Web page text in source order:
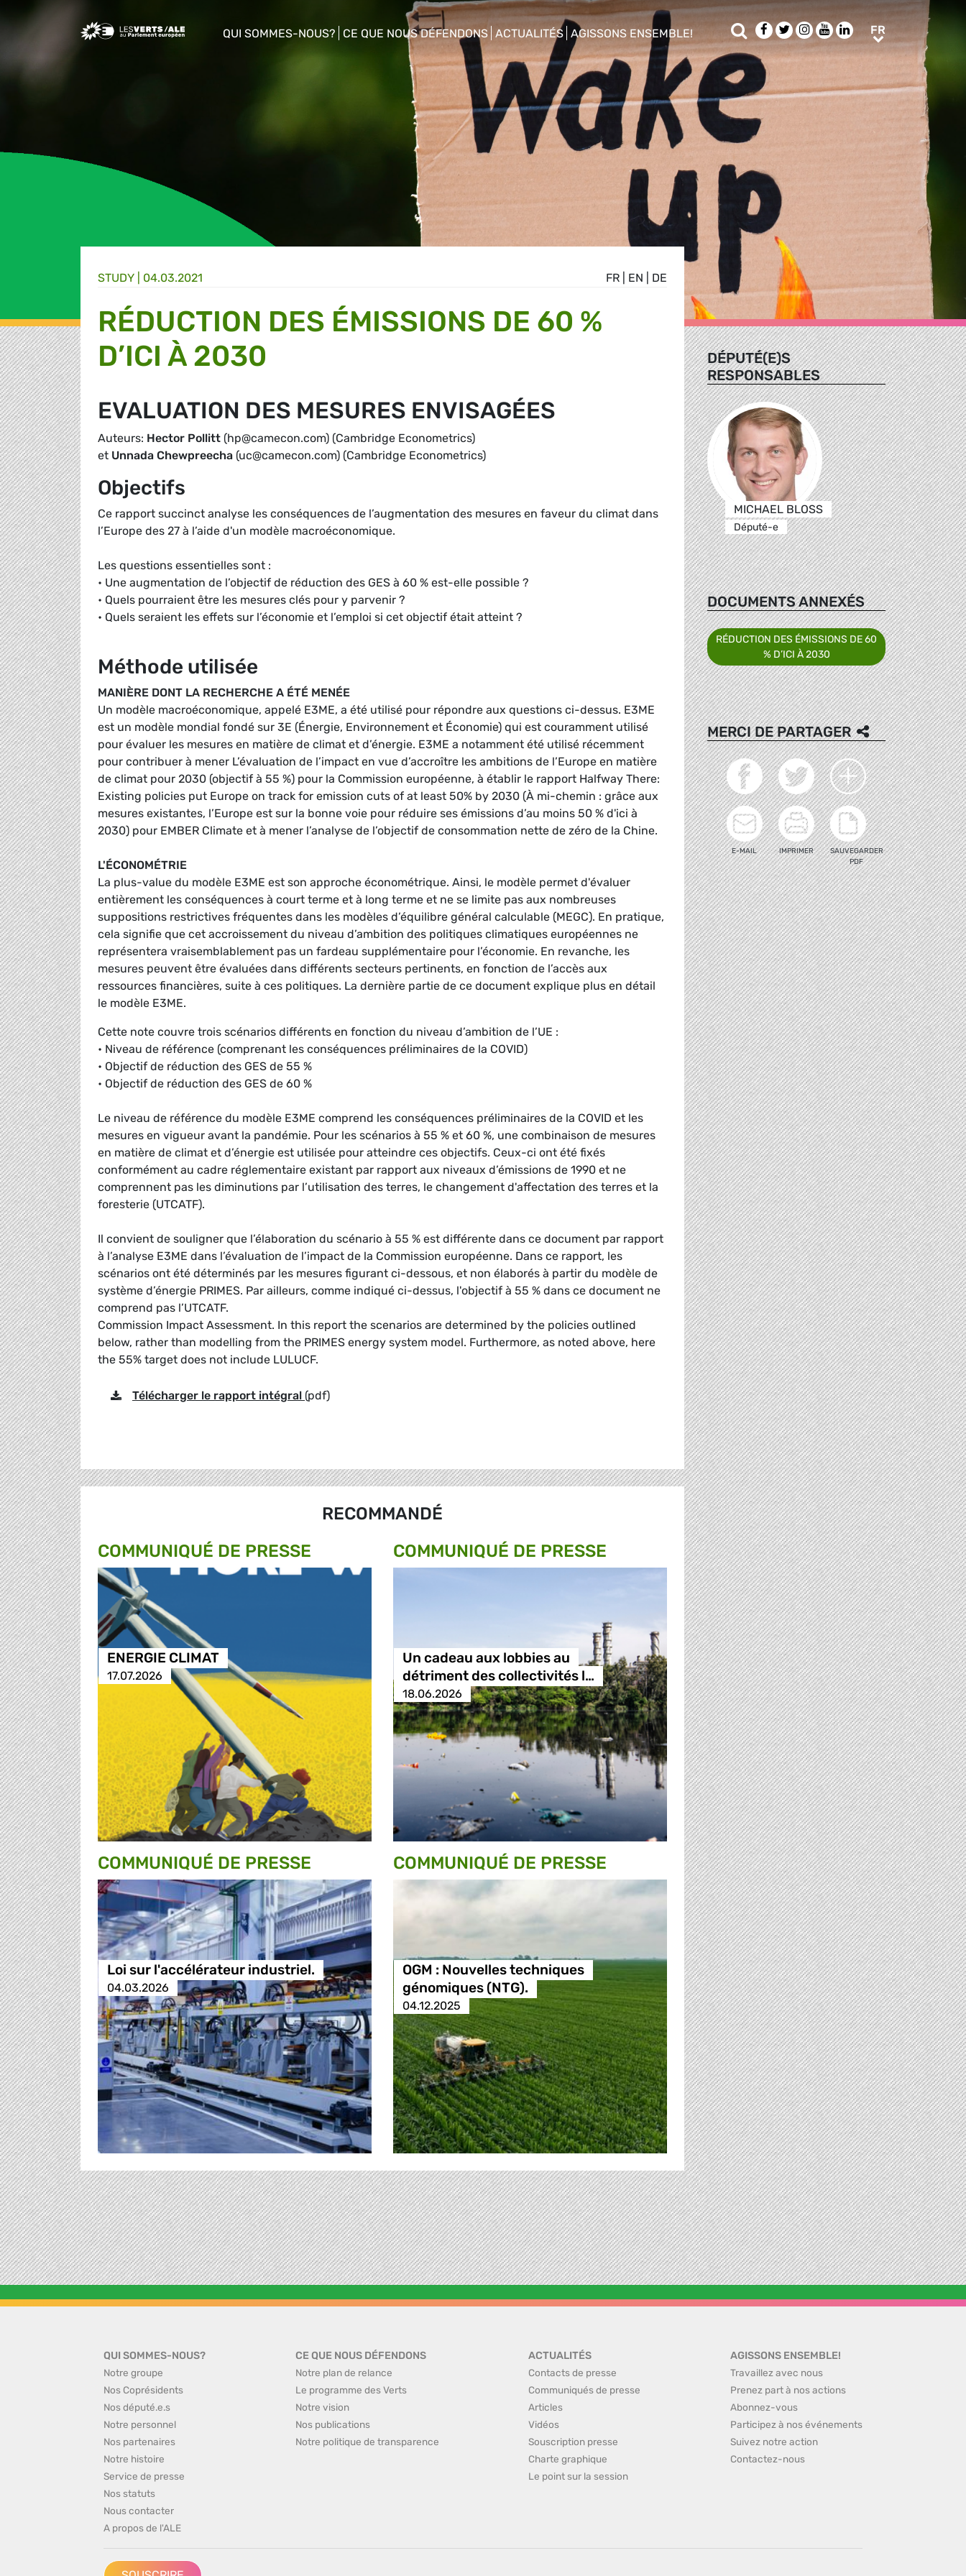
Greens/EFA Home
QUI SOMMES-NOUS?
CE QUE NOUS DÉFENDONS
show/hide sub menu
ACTUALITÉS
show/hide sub menu
AGISSONS ENSEMBLE!
show/hide sub menu
Rechercher
Facebook
TwitterInstagram
YoutubeLinkedIn
FR
FR EN DE
STUDY | 04.03.2021
RÉDUCTION DES ÉMISSIONS DE 60 %
D’ICI À 2030
EVALUATION DES MESURES ENVISAGÉES
Auteurs: Hector Pollitt (hp@camecon.com) (Cambridge Econometrics)
et Unnada Chewpreecha (uc@camecon.com) (Cambridge Econometrics)
Objectifs
Ce rapport succinct analyse les conséquences de l’augmentation des mesures en faveur du climat dans
l’Europe des 27 à l’aide d'un modèle macroéconomique.
Les questions essentielles sont :
• Une augmentation de l’objectif de réduction des GES à 60 % est-elle possible ?
• Quels pourraient être les mesures clés pour y parvenir ?
• Quels seraient les effets sur l’économie et l’emploi si cet objectif était atteint ?
Méthode utilisée
MANIÈRE DONT LA RECHERCHE A ÉTÉ MENÉE
Un modèle macroéconomique, appelé E3ME, a été utilisé pour répondre aux questions ci-dessus. E3ME
est un modèle mondial fondé sur 3E (Énergie, Environnement et Économie) qui est couramment utilisé
pour évaluer les mesures en matière de climat et d’énergie. E3ME a notamment été utilisé récemment
pour contribuer à mener L’évaluation de l’impact en vue d’accroître les ambitions de l’Europe en matière
de climat pour 2030 (objectif à 55 %) pour la Commission européenne, à établir le rapport Halfway There:
Existing policies put Europe on track for emission cuts of at least 50% by 2030 (À mi-chemin : grâce aux
mesures existantes, l’Europe est sur la bonne voie pour réduire ses émissions d’au moins 50 % d'ici à
2030) pour EMBER Climate et à mener l’analyse de l’objectif de consommation nette de zéro de la Chine.
L'ÉCONOMÉTRIE
La plus-value du modèle E3ME est son approche économétrique. Ainsi, le modèle permet d'évaluer
entièrement les conséquences à court terme et à long terme et ne se limite pas aux nombreuses
suppositions restrictives fréquentes dans les modèles d’équilibre général calculable (MEGC). En pratique,
cela signifie que cet accroissement du niveau d’ambition des politiques climatiques européennes ne
représentera vraisemblablement pas un fardeau supplémentaire pour l’économie. En revanche, les
mesures peuvent être évaluées dans différents secteurs pertinents, en fonction de l’accès aux
ressources financières, suite à ces politiques. La dernière partie de ce document explique plus en détail
le modèle E3ME.
Cette note couvre trois scénarios différents en fonction du niveau d’ambition de l’UE :
• Niveau de référence (comprenant les conséquences préliminaires de la COVID)
• Objectif de réduction des GES de 55 %
• Objectif de réduction des GES de 60 %
Le niveau de référence du modèle E3ME comprend les conséquences préliminaires de la COVID et les
mesures en vigueur avant la pandémie. Pour les scénarios à 55 % et 60 %, une combinaison de mesures
en matière de climat et d’énergie est utilisée pour atteindre ces objectifs. Ceux-ci ont été fixés
conformément au cadre réglementaire existant par rapport aux niveaux d’émissions de 1990 et ne
comprennent pas les diminutions par l’utilisation des terres, le changement d'affectation des terres et la
foresterie (UTCATF).
Il convient de souligner que l’élaboration du scénario à 55 % est différente dans ce document par rapport
à l’analyse E3ME dans l’évaluation de l’impact de la Commission européenne. Dans ce rapport, les
scénarios ont été déterminés par les mesures figurant ci-dessous, et non élaborés à partir du modèle de
système d’énergie PRIMES. Par ailleurs, comme indiqué ci-dessus, l'objectif à 55 % dans ce document ne
comprend pas l’UTCATF.
Commission Impact Assessment. In this report the scenarios are determined by the policies outlined
below, rather than modelling from the PRIMES energy system model. Furthermore, as noted above, here
the 55% target does not include LULUCF.
Télécharger le rapport intégral (pdf)
RECOMMANDÉ
COMMUNIQUÉ DE PRESSE
ENERGIE CLIMAT
17.07.2026
COMMUNIQUÉ DE PRESSE
Un cadeau aux lobbies au
détriment des collectivités l…
18.06.2026
COMMUNIQUÉ DE PRESSE
Loi sur l'accélérateur industriel.
04.03.2026
COMMUNIQUÉ DE PRESSE
OGM : Nouvelles techniques
génomiques (NTG).
04.12.2025
DÉPUTÉ(E)S
RESPONSABLES
MICHAEL BLOSS
Député-e
DOCUMENTS ANNEXÉS
RÉDUCTION DES ÉMISSIONS DE 60
% D’ICI À 2030
MERCI DE PARTAGER
E-MAIL IMPRIMER
SAUVEGARDER
PDF
QUI SOMMES-NOUS?
Notre groupe
Nos Coprésidents
Nos député.e.s
Notre personnel
Nos partenaires
Notre histoire
Service de presse
Nos statuts
Nous contacter
A propos de l'ALE
CE QUE NOUS DÉFENDONS
Notre plan de relance
Le programme des Verts
Notre vision
Nos publications
Notre politique de transparence
ACTUALITÉS
Contacts de presse
Communiqués de presse
Articles
Vidéos
Souscription presse
Charte graphique
Le point sur la session
AGISSONS ENSEMBLE!
Travaillez avec nous
Prenez part à nos actions
Abonnez-vous
Participez à nos événements
Suivez notre action
Contactez-nous